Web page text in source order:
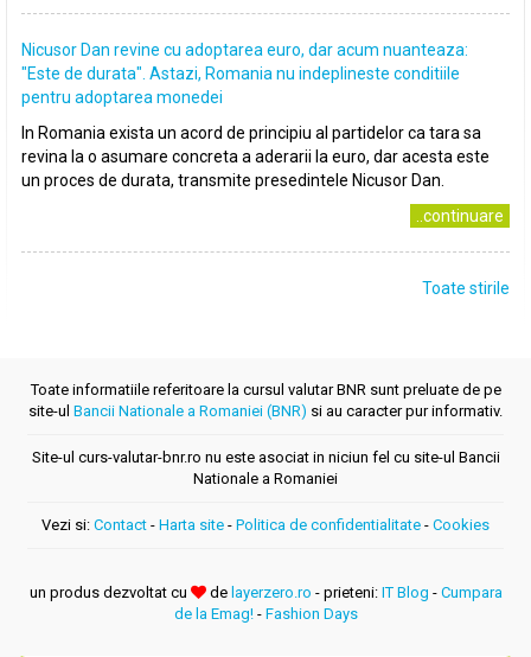
Nicusor Dan revine cu adoptarea euro, dar acum nuanteaza:
"Este de durata". Astazi, Romania nu indeplineste conditiile
pentru adoptarea monedei
In Romania exista un acord de principiu al partidelor ca tara sa
revina la o asumare concreta a aderarii la euro, dar acesta este
un proces de durata, transmite presedintele Nicusor Dan.
..continuare
Toate stirile
Toate informatiile referitoare la cursul valutar BNR sunt preluate de pe
site-ul Bancii Nationale a Romaniei (BNR) si au caracter pur informativ.
Site-ul curs-valutar-bnr.ro nu este asociat in niciun fel cu site-ul Bancii
Nationale a Romaniei
Vezi si: Contact - Harta site - Politica de confidentialitate - Cookies
un produs dezvoltat cu de layerzero.ro - prieteni: IT Blog - Cumpara
de la Emag!- Fashion Days